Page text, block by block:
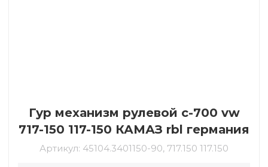
Гур механизм рулевой c-700 vw
717-150 117-150 КАМАЗ rbl германия
Артикул: 45104.3401150-90, 717.150 117.150